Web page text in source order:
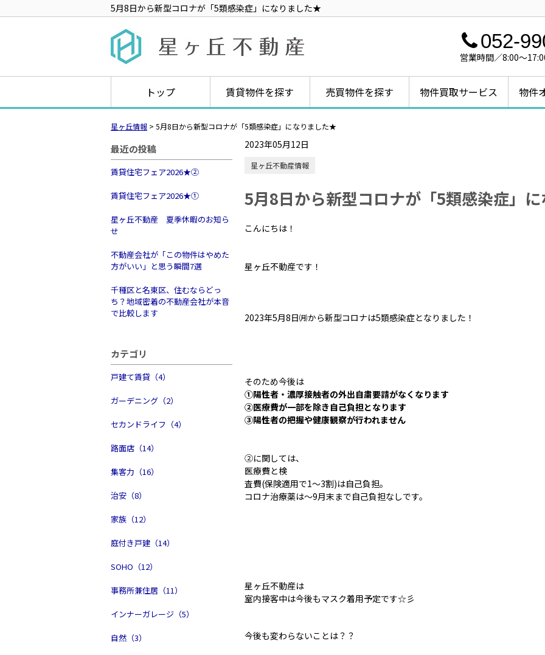
5月8日から新型コロナが「5類感染症」になりました★
052-
営業時間／8:00～
トップ 賃貸物件を探す 売買物件を探す 物件買取サービス 物件
星ヶ丘情報 > 5月8日から新型コロナが「5類感染症」になりました★
最近の投稿
賃貸住宅フェア2026★➁
賃貸住宅フェア2026★①
星ヶ丘不動産 夏季休暇のお知ら
せ
不動産会社が「この物件はやめた
方がいい」と思う瞬間7選
千種区と名東区、住むならどっ
ち？地域密着の不動産会社が本音
で比較します
カテゴリ
戸建て賃貸（4）
ガーデニング（2）
セカンドライフ（4）
路面店（14）
集客力（16）
治安（8）
家族（12）
庭付き戸建（14）
SOHO（12）
事務所兼住居（11）
インナーガレージ（5）
自然（3）
2023年05月12日
星ヶ丘不動産情報
5月8日から新型コロナが「5類感染症」
こんにちは！
星ヶ丘不動産です！
2023年5月8日㈪から新型コロナは5類感染症となりました！
そのため今後は
①陽性者・濃厚接触者の外出自粛要請がなくなります
②医療費が一部を除き自己負担となります
③陽性者の把握や健康観察が行われません
②に関しては、
医療費と検
査費(保険適用で1～3割)は自己負担。
コロナ治療薬は～9月末まで自己負担なしです。
星ヶ丘不動産は
室内接客中は今後もマスク着用予定です☆彡
今後も変わらないことは？？